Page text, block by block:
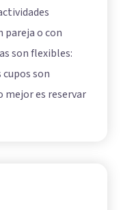
pareja o con
son flexibles:
cupos son
mejor es reservar